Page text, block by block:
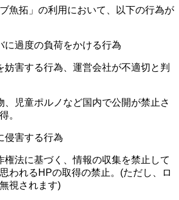
魚拓」の利用において、以下の行為が
に過度の負荷をかける行為
妨害する行為、運営会社が不適切と判
、児童ポルノなど国内で公開が禁止さ
。
侵害する行為
権法に基づく、情報の収集を禁止して
われるHPの取得の禁止。(ただし、ロ
視されます)